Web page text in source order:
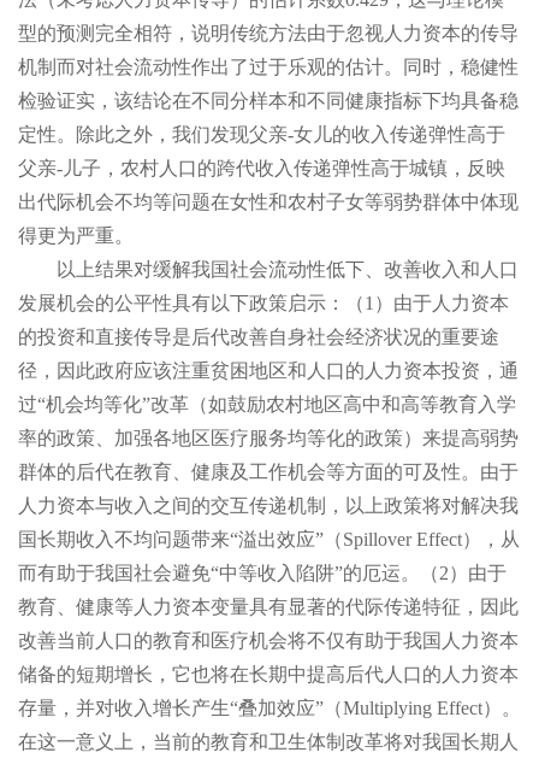
型的预测完全相符，说明传统方法由于忽视人力资本的传导
机制而对社会流动性作出了过于乐观的估计。同时，稳健性
检验证实，该结论在不同分样本和不同健康指标下均具备稳
定性。除此之外，我们发现父亲-女儿的收入传递弹性高于
父亲-儿子，农村人口的跨代收入传递弹性高于城镇，反映
出代际机会不均等问题在女性和农村子女等弱势群体中体现
得更为严重。
以上结果对缓解我国社会流动性低下、改善收入和人口
发展机会的公平性具有以下政策启示：（1）由于人力资本
的投资和直接传导是后代改善自身社会经济状况的重要途
径，因此政府应该注重贫困地区和人口的人力资本投资，通
过“机会均等化”改革（如鼓励农村地区高中和高等教育入学
率的政策、加强各地区医疗服务均等化的政策）来提高弱势
群体的后代在教育、健康及工作机会等方面的可及性。由于
人力资本与收入之间的交互传递机制，以上政策将对解决我
国长期收入不均问题带来“溢出效应”（Spillover Effect），从
而有助于我国社会避免“中等收入陷阱”的厄运。（2）由于
教育、健康等人力资本变量具有显著的代际传递特征，因此
改善当前人口的教育和医疗机会将不仅有助于我国人力资本
储备的短期增长，它也将在长期中提高后代人口的人力资本
存量，并对收入增长产生“叠加效应”（Multiplying Effect）。
在这一意义上，当前的教育和卫生体制改革将对我国长期人